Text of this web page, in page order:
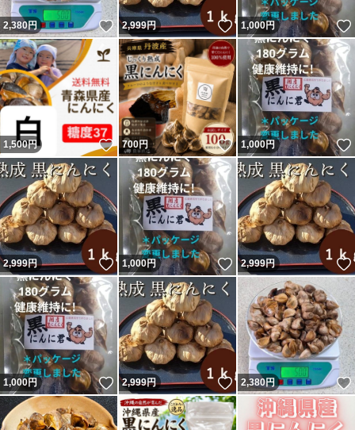
2,380円 いいね！
2,999円 いいね！
1,000円
1,500円 いいね！
700円 いいね！
1,000円
2,999円 いいね！
1,000円 いいね！
2,999円
1,000円 いいね！
2,999円 いいね！
2,380円